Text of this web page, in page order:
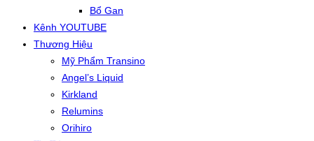
Bổ Gan
Kênh YOUTUBE
Thương Hiệu
Mỹ Phẩm Transino
Angel’s Liquid
Kirkland
Relumins
Orihiro